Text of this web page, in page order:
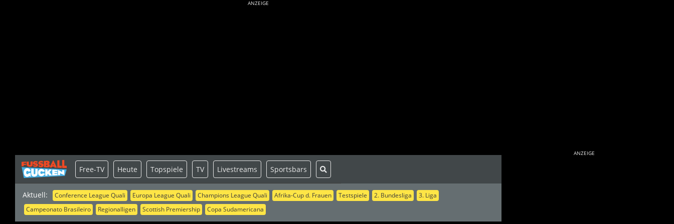
ANZEIGE
Aktuell: Conference League Quali Europa League Quali Champions League Quali Afrika-Cup d. Frauen Testspiele 2. Bundesliga
3. Liga
Campeonato Brasileiro
Regionalligen Scottish Premiership Copa Sudamericana
Free-TV Heute Topspiele TV Livestreams Sportsbars
ANZEIGE